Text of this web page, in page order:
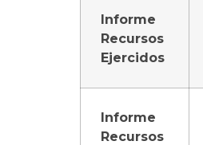
Informe
Recursos
Ejercidos
Informe
Recursos